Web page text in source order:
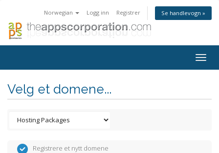
Norwegian Logg inn Registrer Se handlevogn »
Velg et domene...
Registrere et nytt domene